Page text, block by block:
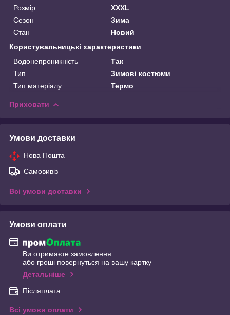
Розмір
XXXL
Сезон
Зима
Стан
Новий
Користувальницькі характеристики
Водонепроникність
Так
Тип
Зимові костюми
Тип матеріалу
Термо
Приховати
Умови доставки
Нова Пошта
Самовивіз
Всі умови доставки
Умови оплати
Ви отримаєте замовлення
або гроші повернуться на вашу картку
Детальніше
Післяплата
Всі умови оплати